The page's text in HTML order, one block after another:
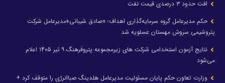
افت حدود ۳ درصدی قیمت نفت
حکم مدیرعامل گروه سرمایه‌گذاری اهداف؛ «صادق شیبانی»مدیرعامل شرکت
پتروشیمی سروش مهستان عسلویه شد
نتایج آزمون استخدامی شرکت های زیرمجموعه پتروفرهنگ ۹ تیر ۱۴۰۵ اعلام
می‌شود
وزارت تعاون حکم پایان مسئولیت مدیرعامل هلدینگ صباانرژی را متوقف کرد +